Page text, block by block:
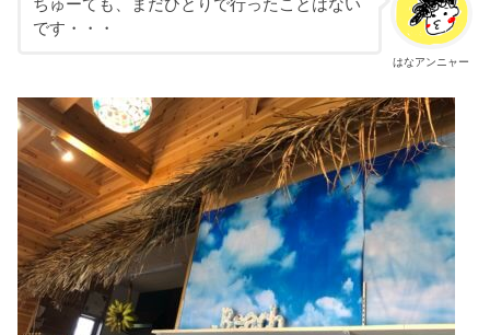
はなアンニャー
ちゅーても、まだひとりで行ったことはない
です・・・